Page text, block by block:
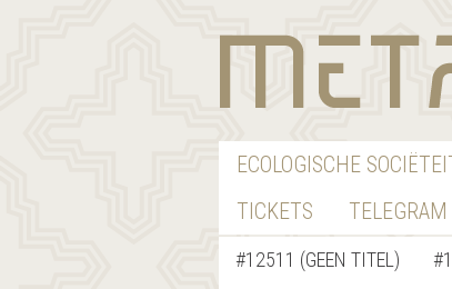
ECOLOGISCHE
TICKETS
TELEGRAM
#12511 (GEEN TITEL)